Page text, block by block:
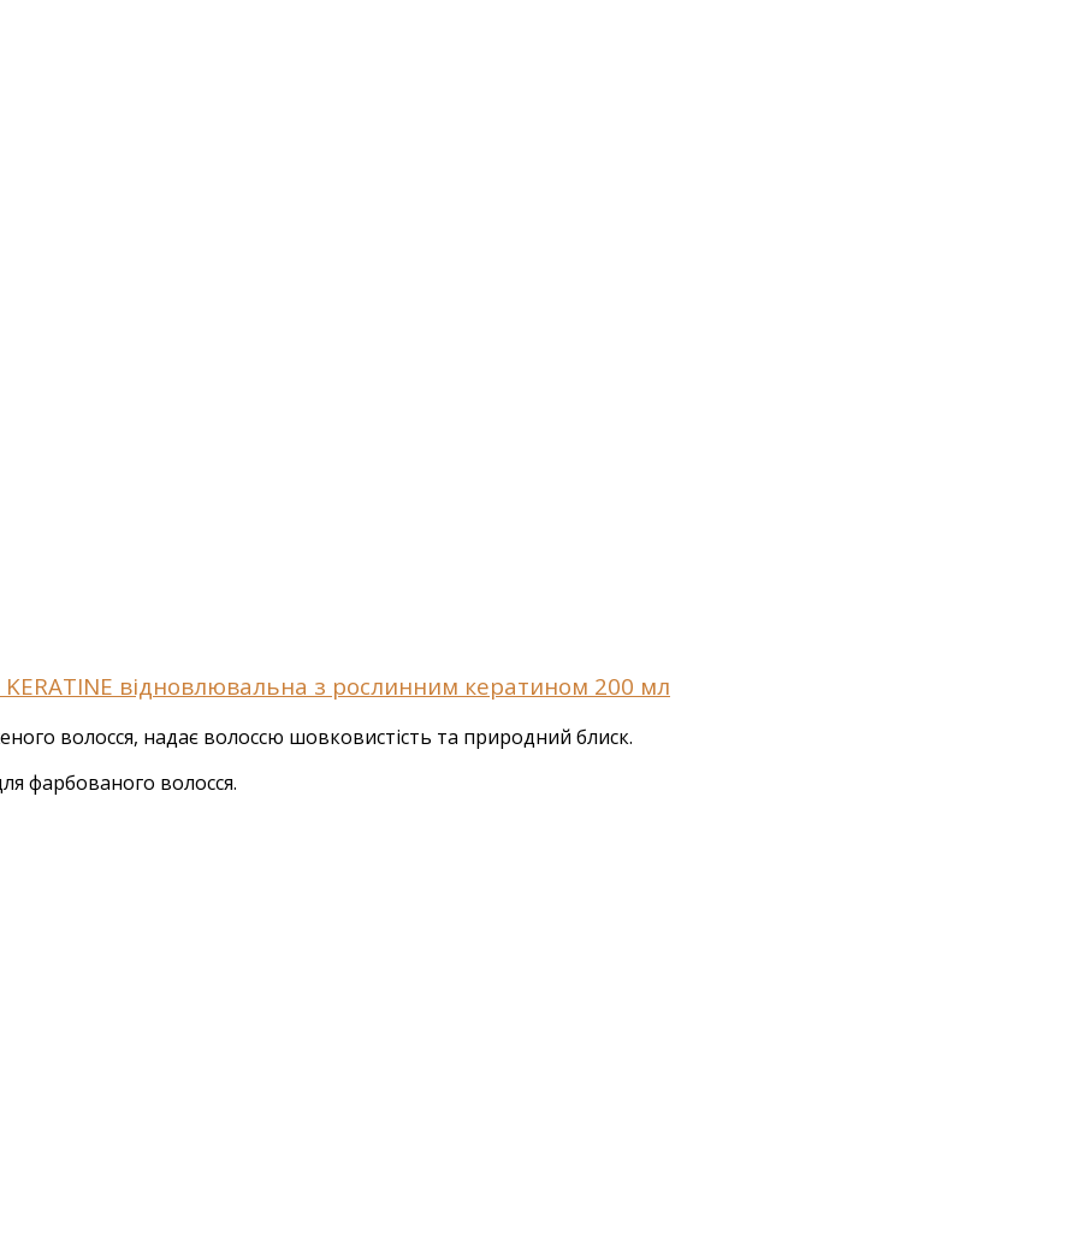
KERATINE відновлювальна з рослинним кератином 200 мл
волосся, надає волоссю шовковистість та природний блиск.
фарбованого волосся.